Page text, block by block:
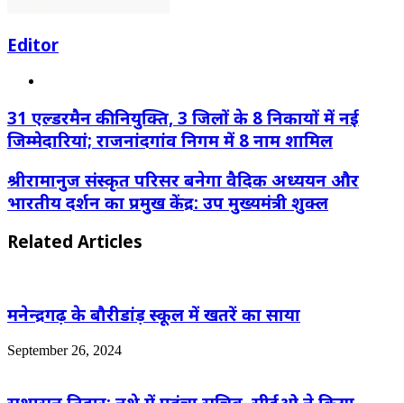
Editor
31 एल्डरमैन की नियुक्ति, 3 जिलों के 8 निकायों में नई
जिम्मेदारियां; राजनांदगांव निगम में 8 नाम शामिल
श्रीरामानुज संस्कृत परिसर बनेगा वैदिक अध्ययन और
भारतीय दर्शन का प्रमुख केंद्र: उप मुख्यमंत्री शुक्ल
Related Articles
मनेन्द्रगढ़ के बौरीडांड़ स्कूल में खतरें का साया
September 26, 2024